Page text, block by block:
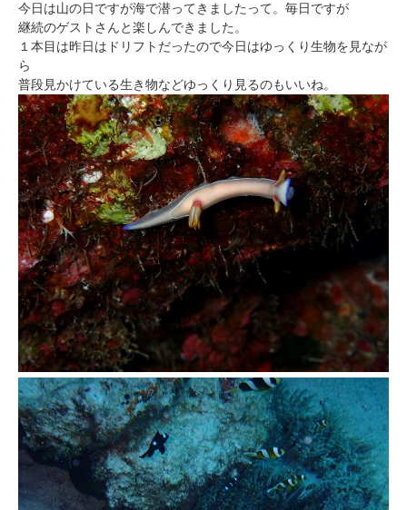
今日は山の日ですが海で潜ってきましたって。毎日ですが
継続のゲストさんと楽しんできました。
１本目は昨日はドリフトだったので今日はゆっくり生物を見なが
ら
普段見かけている生き物などゆっくり見るのもいいね。